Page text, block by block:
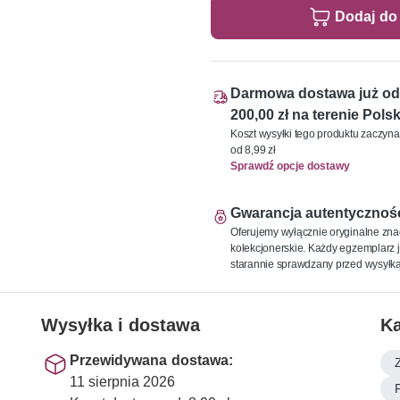
Dodaj
Darmowa dostawa już od
200,00 zł na terenie
Koszt wysyłki tego produktu
od 8,99 zł
Sprawdź opcje dostawy
Gwarancja
Oferujemy wyłącznie oryginalne
kolekcjonerskie. Każdy egzemplarz
starannie sprawdzany przed
Wysyłka i dostawa
Przewidywana dostawa:
11 sierpnia 2026